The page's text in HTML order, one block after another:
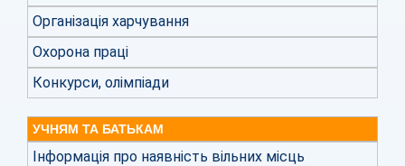
Організація харчування
Охорона праці
Конкурси, олімпіади
УЧНЯМ ТА БАТЬКАМ
Інформація про наявність вільних місць